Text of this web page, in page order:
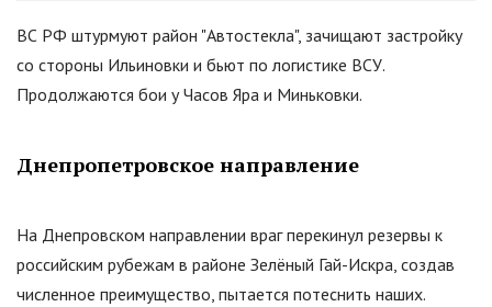
ВС РФ штурмуют район "Автостекла", зачищают застройку
со стороны Ильиновки и бьют по логистике ВСУ.
Продолжаются бои у Часов Яра и Миньковки.
Днепропетровское направление
На Днепровском направлении враг перекинул резервы к
российским рубежам в районе Зелёный Гай-Искра, создав
численное преимущество, пытается потеснить наших.